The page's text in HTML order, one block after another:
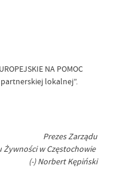
NA POMOC
lokalnej”.
Prezes Zarządu
Żywności w Częstochowie
(-) Norbert Kępiński